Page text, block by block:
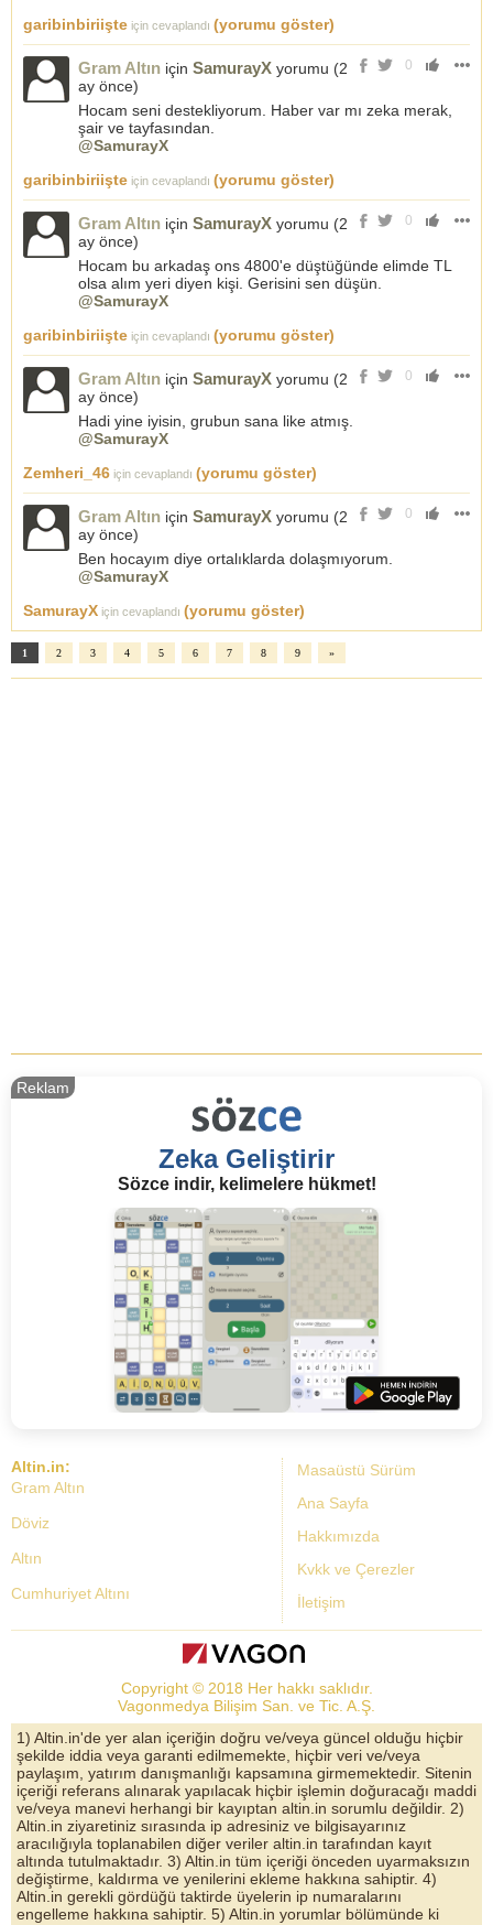
garibinbiriişte için cevaplandı (yorumu göster)
0
Gram Altın için SamurayX yorumu (2
ay önce)
Hocam seni destekliyorum. Haber var mı zeka merak,
şair ve tayfasından.
@SamurayX
garibinbiriişte için cevaplandı (yorumu göster)
0
Gram Altın için SamurayX yorumu (2
ay önce)
Hocam bu arkadaş ons 4800'e düştüğünde elimde TL
olsa alım yeri diyen kişi. Gerisini sen düşün.
@SamurayX
garibinbiriişte için cevaplandı (yorumu göster)
0
Gram Altın için SamurayX yorumu (2
ay önce)
Hadi yine iyisin, grubun sana like atmış.
@SamurayX
Zemheri_46 için cevaplandı (yorumu göster)
0
Gram Altın için SamurayX yorumu (2
ay önce)
Ben hocayım diye ortalıklarda dolaşmıyorum.
@SamurayX
SamurayX için cevaplandı (yorumu göster)
1 2 3 4 5 6 7 8 9 »
Zeka Geliştirir
Sözce indir, kelimelere hükmet!
Reklam
Masaüstü Sürüm
Ana Sayfa
Hakkımızda
Kvkk ve Çerezler
İletişim
Altin.in:
Gram Altın
Döviz
Altın
Cumhuriyet Altını
Dolar Kuru
Altın Yorumları
Döviz Kurları
Çeyrek Altın
Bitcoin
Euro/Dolar Parite
Sterlin
Copyright © 2018 Her hakkı saklıdır.
Vagonmedya Bilişim San. ve Tic. A.Ş.
1) Altin.in'de yer alan içeriğin doğru ve/veya güncel olduğu hiçbir
şekilde iddia veya garanti edilmemekte, hiçbir veri ve/veya
paylaşım, yatırım danışmanlığı kapsamına girmemektedir. Sitenin
içeriği referans alınarak yapılacak hiçbir işlemin doğuracağı maddi
ve/veya manevi herhangi bir kayıptan altin.in sorumlu değildir. 2)
Altin.in ziyaretiniz sırasında ip adresiniz ve bilgisayarınız
aracılığıyla toplanabilen diğer veriler altin.in tarafından kayıt
altında tutulmaktadır. 3) Altin.in tüm içeriği önceden uyarmaksızın
değiştirme, kaldırma ve yenilerini ekleme hakkına sahiptir. 4)
Altin.in gerekli gördüğü taktirde üyelerin ip numaralarını
engelleme hakkına sahiptir. 5) Altin.in yorumlar bölümünde ki